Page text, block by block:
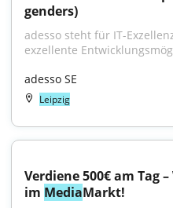
genders)
adesso steht für IT-
exzellente
adesso SE
Leipzig
Verdiene 500€ am Tag –
im MediaMarkt!